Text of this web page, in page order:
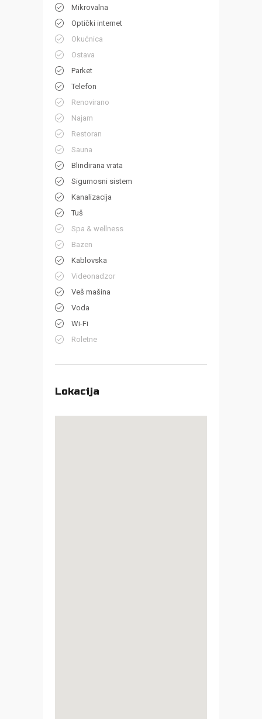
Mikrovalna
Optički internet
Okućnica
Ostava
Parket
Telefon
Renovirano
Najam
Restoran
Sauna
Blindirana vrata
Sigurnosni sistem
Kanalizacija
Tuš
Spa & wellness
Bazen
Kablovska
Videonadzor
Veš mašina
Voda
Wi-Fi
Roletne
Lokacija